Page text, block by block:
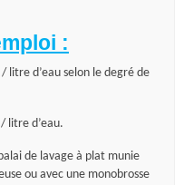
:
litre d’eau selon le degré de
/ litre d’eau.
de lavage à plat munie
ou avec une monobrosse